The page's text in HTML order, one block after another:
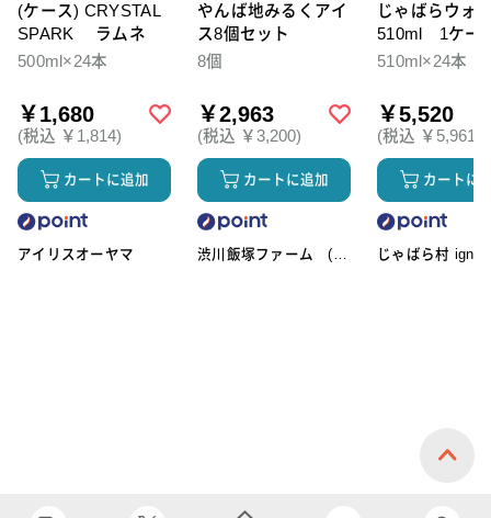
(ケース) CRYSTAL
SPARK ラムネ
500ml×24本
￥1,680
(税込 ￥1,814)
カートに追加
アイリスオーヤマ
やんば地みるくアイ
ス8個セット
8個
￥2,963
(税込 ￥3,200)
カートに追加
渋川飯塚ファーム (ア
じゃばらウォ
510ml 1ケー
本入
510ml×24本
￥5,520
(税込 ￥5,961)
カートに
じゃばら村